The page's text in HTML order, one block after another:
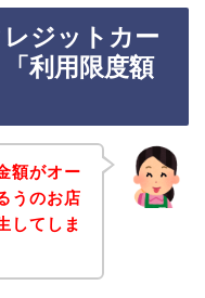
ジットカー
利用限度額
額がオー
うのお店
してしま